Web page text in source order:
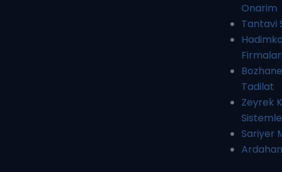
Onarim
Tantavi
Firmalari
Tadilat
Zeyrek
Sariyer